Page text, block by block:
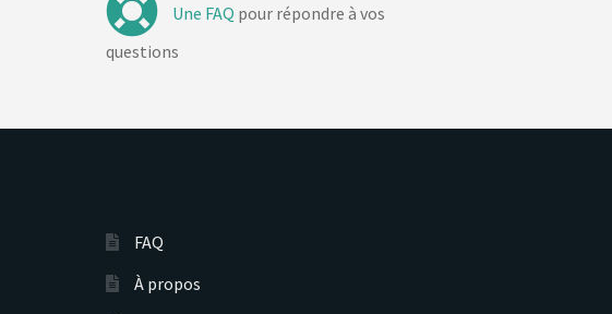
Une FAQ pour répondre à vos
questions
FAQ
À propos